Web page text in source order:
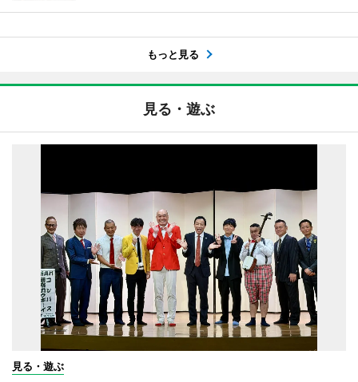
もっと見る
見る・遊ぶ
見る・遊ぶ